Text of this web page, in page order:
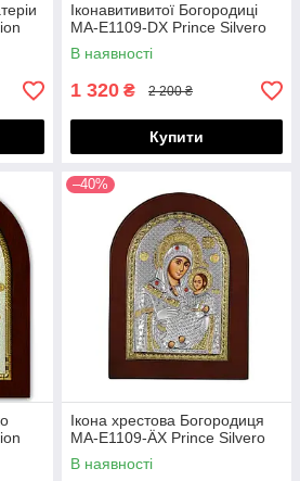
Іконавитивитої Богородиці
MA-E1109-DX Prince Silvero
В наявності
1 320 ₴ 2 200 ₴
Купити
–40%
Ікона хрестова Богородиця
MA-E1109-ÄX Prince Silvero
В наявності